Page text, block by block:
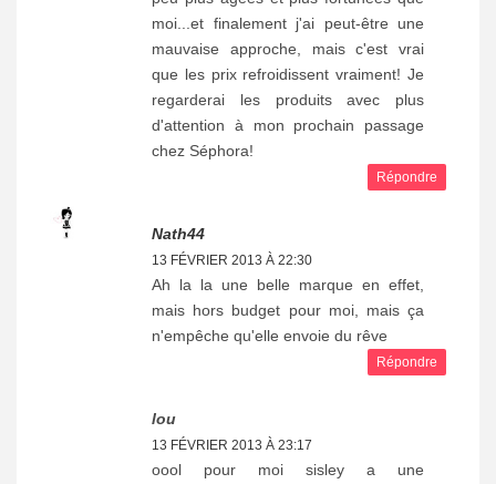
moi...et finalement j'ai peut-être une
mauvaise approche, mais c'est vrai
que les prix refroidissent vraiment! Je
regarderai les produits avec plus
d'attention à mon prochain passage
chez Séphora!
Répondre
Nath44
13 FÉVRIER 2013 À 22:30
Ah la la une belle marque en effet,
mais hors budget pour moi, mais ça
n'empêche qu'elle envoie du rêve
Répondre
lou
13 FÉVRIER 2013 À 23:17
oool pour moi sisley a une